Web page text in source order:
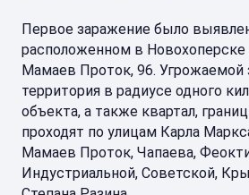
Первое заражение было
расположенном в Новохоперске
Мамаев Проток, 96. Угрожаемой
территория в радиусе одного
объекта, а также квартал,
проходят по улицам Карла
Мамаев Проток, Чапаева,
Индустриальной, Советской,